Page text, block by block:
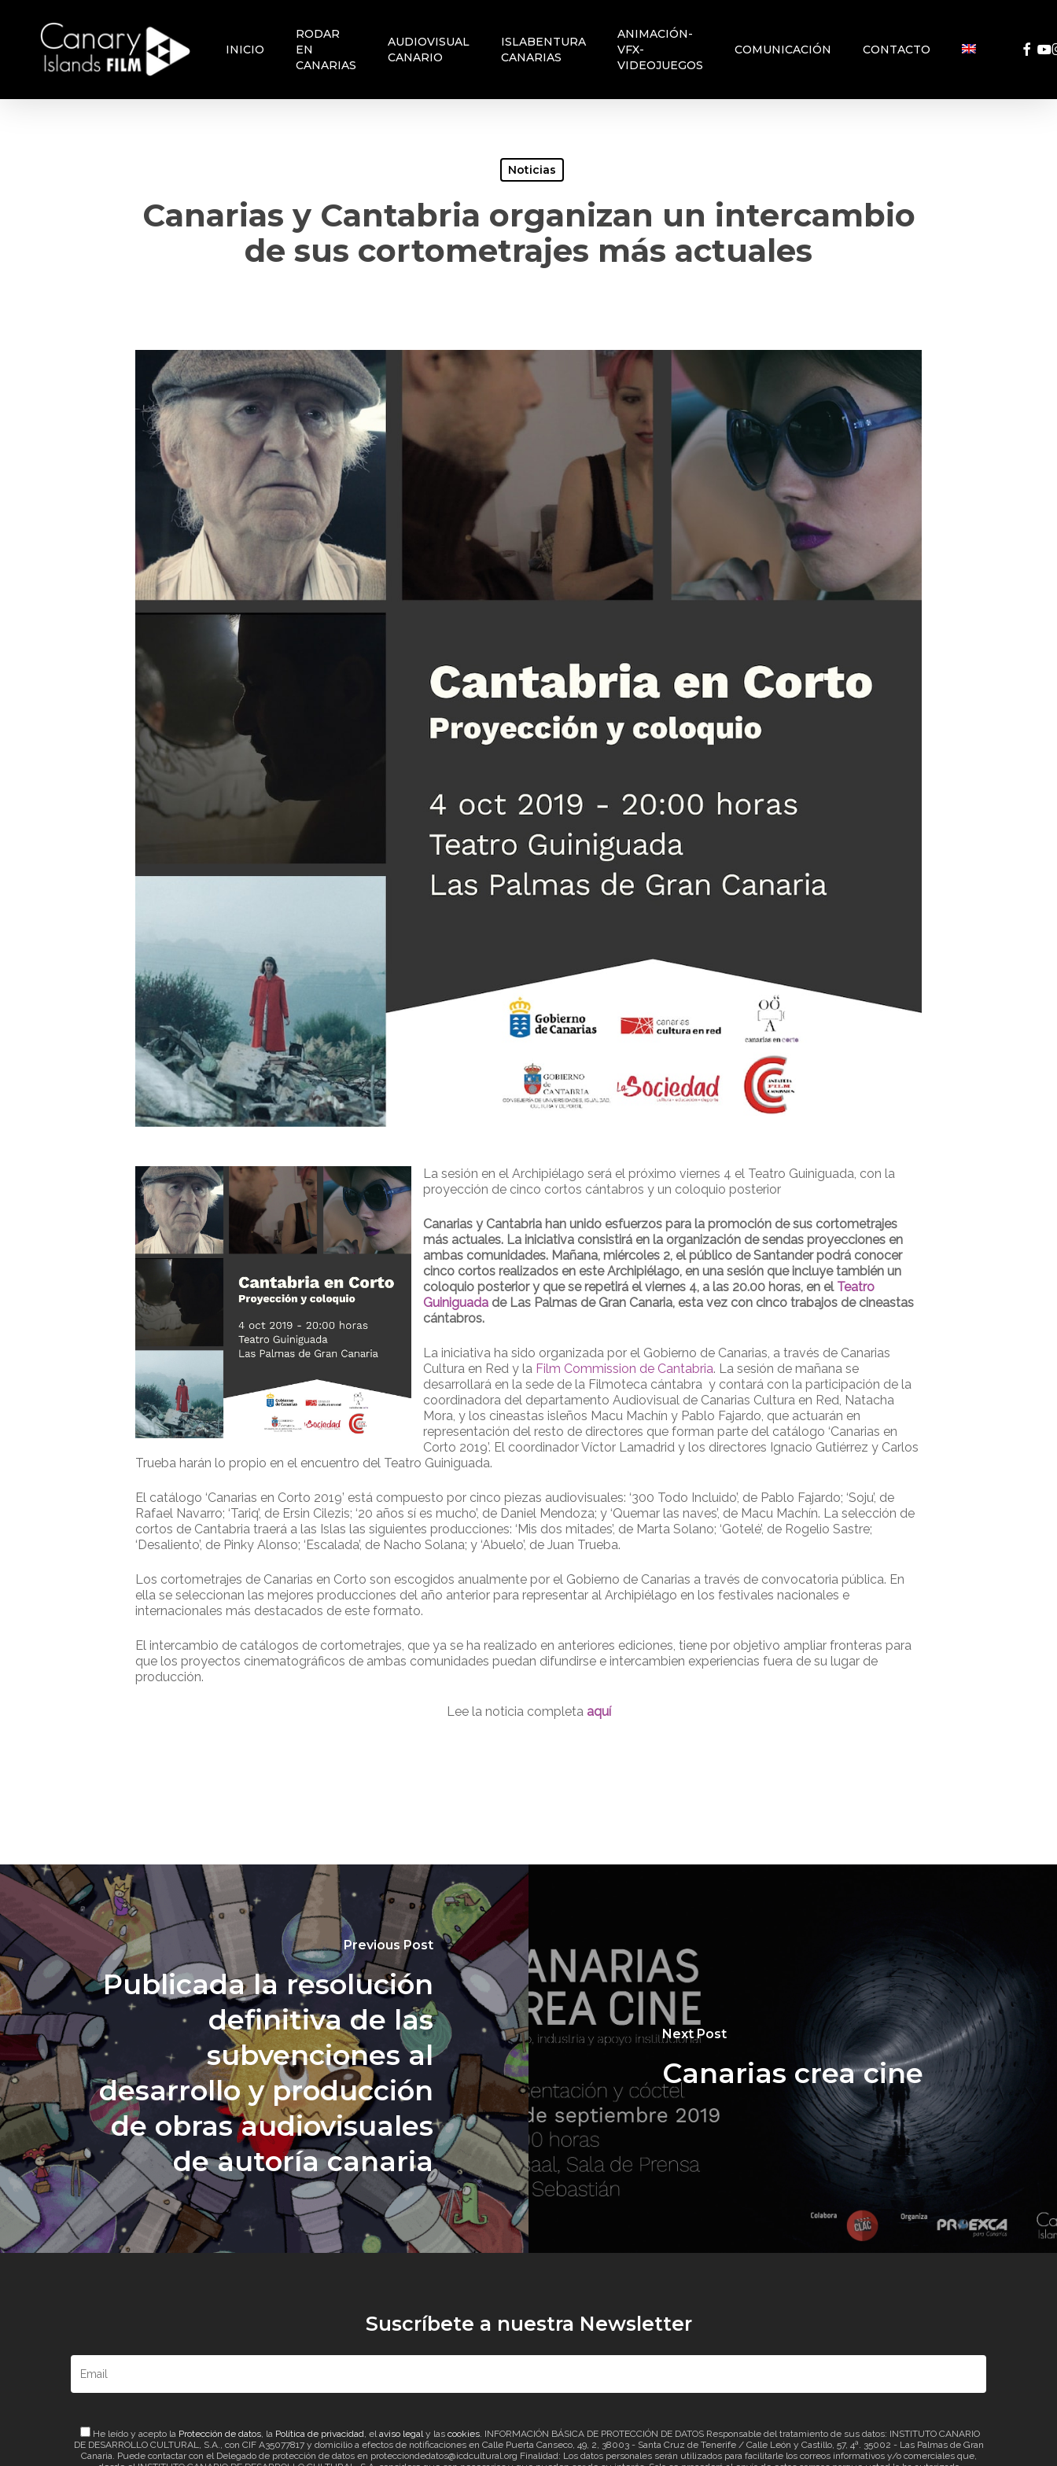
content
Presione enter para buscar o ESC para cerrar
INICIO
RODAR
EN
CANARIAS
AUDIOVISUAL
CANARIO
ISLABENTURA
CANARIAS
ANIMACIÓN-
VFX-
VIDEOJUEGOS
COMUNICACIÓN CONTACTO
Noticias
Canarias y Cantabria organizan un intercambio
de sus cortometrajes más actuales
La sesión en el Archipiélago será el próximo viernes 4 el Teatro Guiniguada, con la
proyección de cinco cortos cántabros y un coloquio posterior
Canarias y Cantabria han unido esfuerzos para la promoción de sus cortometrajes
más actuales. La iniciativa consistirá en la organización de sendas proyecciones en
ambas comunidades. Mañana, miércoles 2, el público de Santander podrá conocer
cinco cortos realizados en este Archipiélago, en una sesión que incluye también un
coloquio posterior y que se repetirá el viernes 4, a las 20.00 horas, en el Teatro
Guiniguada de Las Palmas de Gran Canaria, esta vez con cinco trabajos de cineastas
cántabros.
La iniciativa ha sido organizada por el Gobierno de Canarias, a través de Canarias
Cultura en Red y la Film Commission de Cantabria. La sesión de mañana se
desarrollará en la sede de la Filmoteca cántabra y contará con la participación de la
coordinadora del departamento Audiovisual de Canarias Cultura en Red, Natacha
Mora, y los cineastas isleños Macu Machín y Pablo Fajardo, que actuarán en
representación del resto de directores que forman parte del catálogo ‘Canarias en
Corto 2019’. El coordinador Víctor Lamadrid y los directores Ignacio Gutiérrez y Carlos
Trueba harán lo propio en el encuentro del Teatro Guiniguada.
El catálogo ‘Canarias en Corto 2019’ está compuesto por cinco piezas audiovisuales: ‘300 Todo Incluido’, de Pablo Fajardo; ‘Soju’, de
Rafael Navarro; ‘Tariq’, de Ersin Cilezis; ‘20 años sí es mucho’, de Daniel Mendoza; y ‘Quemar las naves’, de Macu Machín. La selección de
cortos de Cantabria traerá a las Islas las siguientes producciones: ‘Mis dos mitades’, de Marta Solano; ‘Gotelé’, de Rogelio Sastre;
‘Desaliento’, de Pinky Alonso; ‘Escalada’, de Nacho Solana; y ‘Abuelo’, de Juan Trueba.
Los cortometrajes de Canarias en Corto son escogidos anualmente por el Gobierno de Canarias a través de convocatoria pública. En
ella se seleccionan las mejores producciones del año anterior para representar al Archipiélago en los festivales nacionales e
internacionales más destacados de este formato.
El intercambio de catálogos de cortometrajes, que ya se ha realizado en anteriores ediciones, tiene por objetivo ampliar fronteras para
que los proyectos cinematográficos de ambas comunidades puedan difundirse e intercambien experiencias fuera de su lugar de
producción.
Lee la noticia completa aquí
Previous Post
Publicada la resolución
definitiva de las
subvenciones al
desarrollo y producción
de obras audiovisuales
de autoría canaria
Next Post
Canarias crea cine
Suscríbete a nuestra Newsletter
He leído y acepto la Protección de datos, la Política de privacidad, elaviso legaly las cookies. INFORMACIÓN BÁSICA DE PROTECCIÓN DE DATOS Responsable del tratamiento de sus datos: INSTITUTO CANARIO
DE DESARROLLO CULTURAL, S.A., con CIF A35077817 y domicilio a efectos de notificaciones en Calle Puerta Canseco, 49, 2, 38003 - Santa Cruz de Tenerife / Calle León y Castillo, 57, 4ª. 35002 - Las Palmas de Gran
Canaria. Puede contactar con el Delegado de protección de datos en protecciondedatos@icdcultural.org Finalidad: Los datos personales serán utilizados para facilitarle los correos informativos y/o comerciales que,